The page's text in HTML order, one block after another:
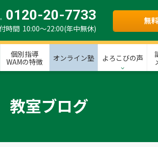
0120-20-7733
時間 10:00～22:00(年中無休)
無
個別指導
WAMの特徴
オンライン塾 よろこびの声
教室ブログ